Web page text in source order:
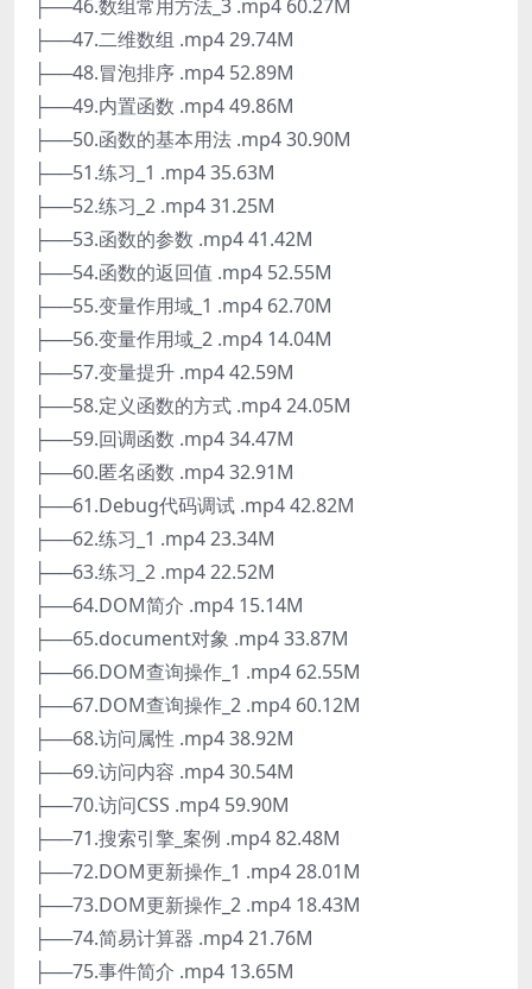
├──46.数组常用方法_3 .mp4 60.27M
├──47.二维数组 .mp4 29.74M
├──48.冒泡排序 .mp4 52.89M
├──49.内置函数 .mp4 49.86M
├──50.函数的基本用法 .mp4 30.90M
├──51.练习_1 .mp4 35.63M
├──52.练习_2 .mp4 31.25M
├──53.函数的参数 .mp4 41.42M
├──54.函数的返回值 .mp4 52.55M
├──55.变量作用域_1 .mp4 62.70M
├──56.变量作用域_2 .mp4 14.04M
├──57.变量提升 .mp4 42.59M
├──58.定义函数的方式 .mp4 24.05M
├──59.回调函数 .mp4 34.47M
├──60.匿名函数 .mp4 32.91M
├──61.Debug代码调试 .mp4 42.82M
├──62.练习_1 .mp4 23.34M
├──63.练习_2 .mp4 22.52M
├──64.DOM简介 .mp4 15.14M
├──65.document对象 .mp4 33.87M
├──66.DOM查询操作_1 .mp4 62.55M
├──67.DOM查询操作_2 .mp4 60.12M
├──68.访问属性 .mp4 38.92M
├──69.访问内容 .mp4 30.54M
├──70.访问CSS .mp4 59.90M
├──71.搜索引擎_案例 .mp4 82.48M
├──72.DOM更新操作_1 .mp4 28.01M
├──73.DOM更新操作_2 .mp4 18.43M
├──74.简易计算器 .mp4 21.76M
├──75.事件简介 .mp4 13.65M